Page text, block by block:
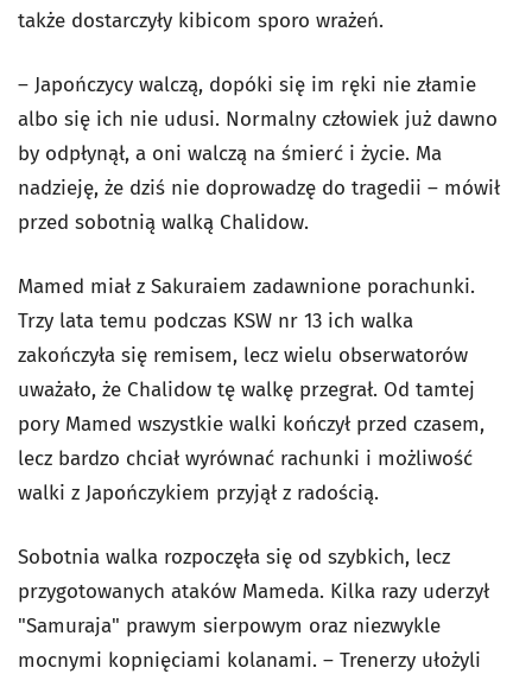
także dostarczyły kibicom sporo wrażeń.
– Japończycy walczą, dopóki się im ręki nie złamie
albo się ich nie udusi. Normalny człowiek już dawno
by odpłynął, a oni walczą na śmierć i życie. Ma
nadzieję, że dziś nie doprowadzę do tragedii – mówił
przed sobotnią walką Chalidow.
Mamed miał z Sakuraiem zadawnione porachunki.
Trzy lata temu podczas KSW nr 13 ich walka
zakończyła się remisem, lecz wielu obserwatorów
uważało, że Chalidow tę walkę przegrał. Od tamtej
pory Mamed wszystkie walki kończył przed czasem,
lecz bardzo chciał wyrównać rachunki i możliwość
walki z Japończykiem przyjął z radością.
Sobotnia walka rozpoczęła się od szybkich, lecz
przygotowanych ataków Mameda. Kilka razy uderzył
"Samuraja" prawym sierpowym oraz niezwykle
mocnymi kopnięciami kolanami. – Trenerzy ułożyli